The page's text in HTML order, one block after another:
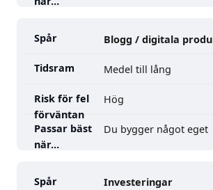
Blogg / digitala
Medel till lång
Hög
Du bygger något eget
Investeringar